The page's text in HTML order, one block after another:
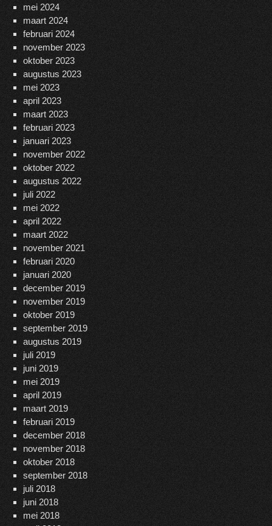
mei 2024
maart 2024
februari 2024
november 2023
oktober 2023
augustus 2023
mei 2023
april 2023
maart 2023
februari 2023
januari 2023
november 2022
oktober 2022
augustus 2022
juli 2022
mei 2022
april 2022
maart 2022
november 2021
februari 2020
januari 2020
december 2019
november 2019
oktober 2019
september 2019
augustus 2019
juli 2019
juni 2019
mei 2019
april 2019
maart 2019
februari 2019
december 2018
november 2018
oktober 2018
september 2018
juli 2018
juni 2018
mei 2018